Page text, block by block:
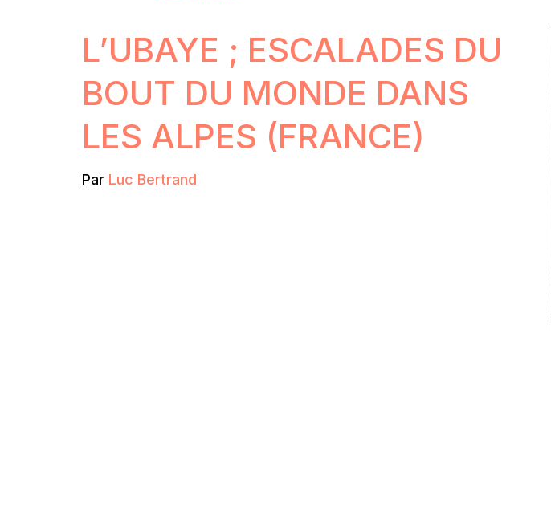
L’UBAYE ; ESCALADES DU
BOUT DU MONDE DANS
LES ALPES (FRANCE)
Par Luc Bertrand